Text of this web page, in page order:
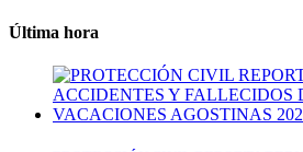
Última hora